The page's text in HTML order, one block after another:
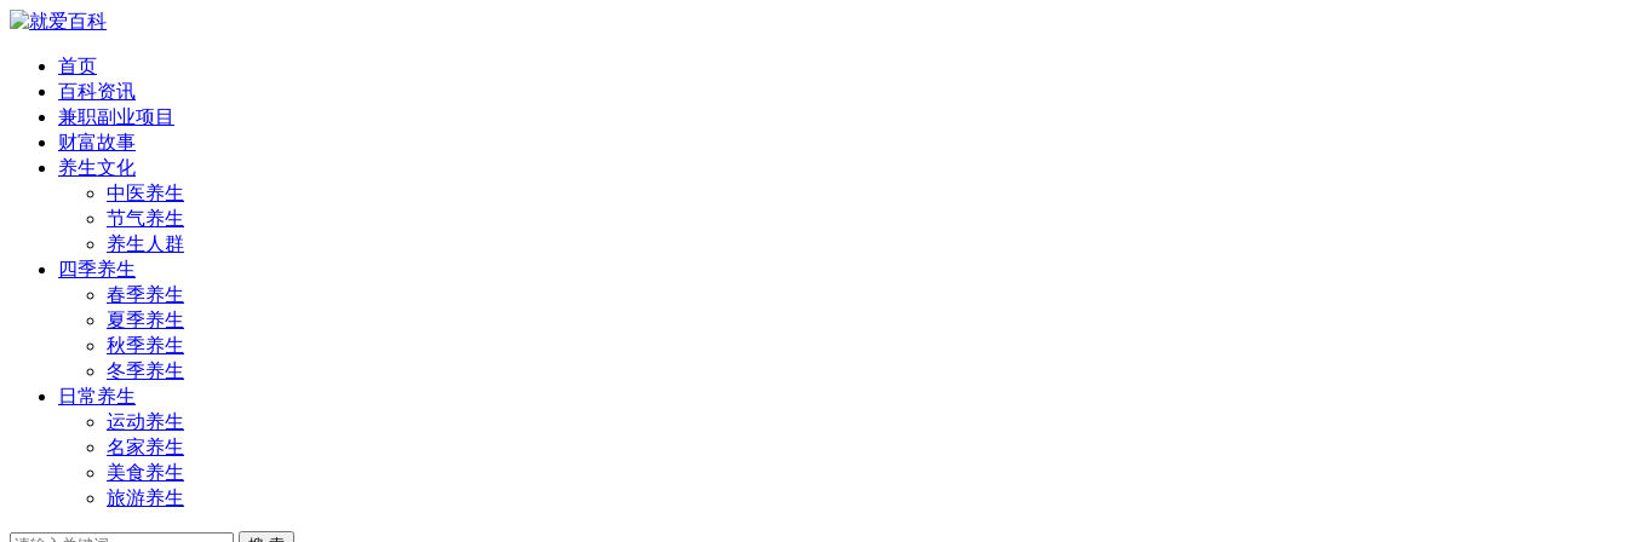
首页
百科资讯
兼职副业项目
财富故事
养生文化
中医养生
节气养生
养生人群
四季养生
春季养生
夏季养生
秋季养生
冬季养生
日常养生
运动养生
名家养生
美食养生
旅游养生